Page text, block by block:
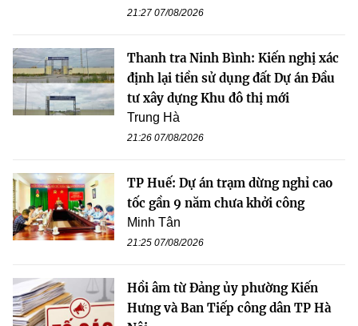
21:27 07/08/2026
Thanh tra Ninh Bình: Kiến nghị xác
định lại tiền sử dụng đất Dự án Đầu
tư xây dựng Khu đô thị mới
Trung Hà
21:26 07/08/2026
TP Huế: Dự án trạm dừng nghỉ cao
tốc gần 9 năm chưa khởi công
Minh Tân
21:25 07/08/2026
Hồi âm từ Đảng ủy phường Kiến
Hưng và Ban Tiếp công dân TP Hà